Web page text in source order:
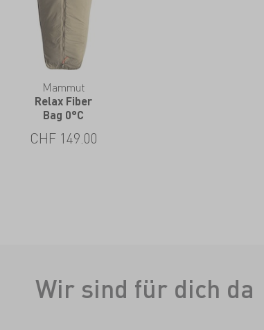
Mammut
Relax Fiber
Bag 0°C
CHF 149.00
Wir sind für dich da